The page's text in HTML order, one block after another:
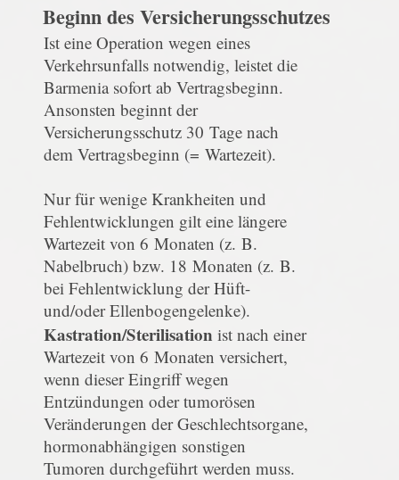
Beginn des Versicherungsschutzes
Ist eine Operation wegen eines
Verkehrsunfalls notwendig, leistet die
Barmenia sofort ab Vertragsbeginn.
Ansonsten beginnt der
Versicherungsschutz 30 Tage nach
dem Vertragsbeginn (= Wartezeit).
Nur für wenige Krankheiten und
Fehlentwicklungen gilt eine längere
Wartezeit von 6 Monaten (z. B.
Nabelbruch) bzw. 18 Monaten (z. B.
bei Fehlentwicklung der Hüft-
und/oder Ellenbogengelenke).
Kastration/Sterilisation ist nach einer
Wartezeit von 6 Monaten versichert,
wenn dieser Eingriff wegen
Entzündungen oder tumorösen
Veränderungen der Geschlechtsorgane,
hormonabhängigen sonstigen
Tumoren durchgeführt werden muss.